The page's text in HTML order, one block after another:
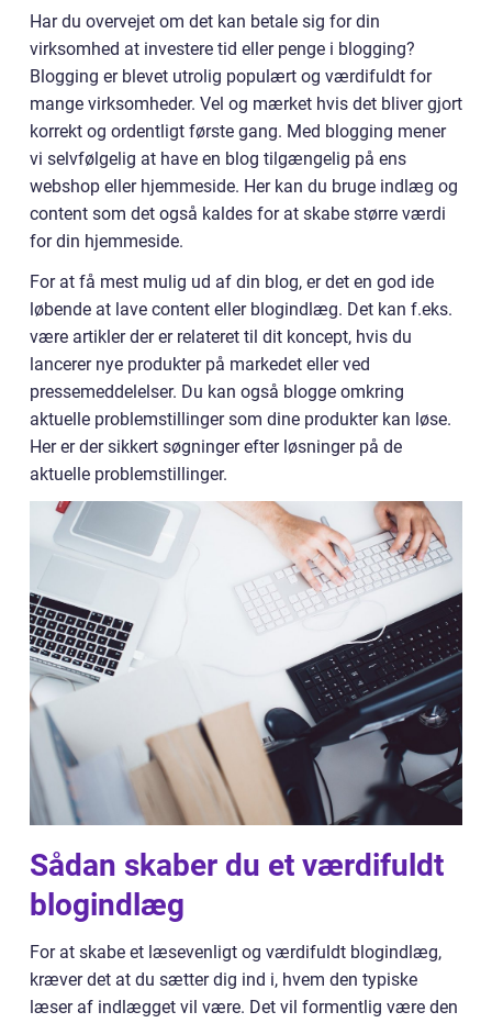
Har du overvejet om det kan betale sig for din
virksomhed at investere tid eller penge i blogging?
Blogging er blevet utrolig populært og værdifuldt for
mange virksomheder. Vel og mærket hvis det bliver gjort
korrekt og ordentligt første gang. Med blogging mener
vi selvfølgelig at have en blog tilgængelig på ens
webshop eller hjemmeside. Her kan du bruge indlæg og
content som det også kaldes for at skabe større værdi
for din hjemmeside.
For at få mest mulig ud af din blog, er det en god ide
løbende at lave content eller blogindlæg. Det kan f.eks.
være artikler der er relateret til dit koncept, hvis du
lancerer nye produkter på markedet eller ved
pressemeddelelser. Du kan også blogge omkring
aktuelle problemstillinger som dine produkter kan løse.
Her er der sikkert søgninger efter løsninger på de
aktuelle problemstillinger.
Sådan skaber du et værdifuldt
blogindlæg
For at skabe et læsevenligt og værdifuldt blogindlæg,
kræver det at du sætter dig ind i, hvem den typiske
læser af indlægget vil være. Det vil formentlig være den